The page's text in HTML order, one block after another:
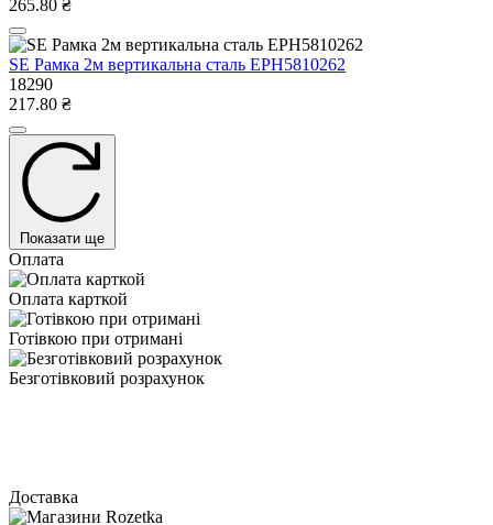
265.80 ₴
SE Рамка 2м вертикальна сталь EPH5810262
18290
217.80 ₴
Показати ще
Оплата
Оплата карткой
Готівкою при отримані
Безготівковий розрахунок
Доставка